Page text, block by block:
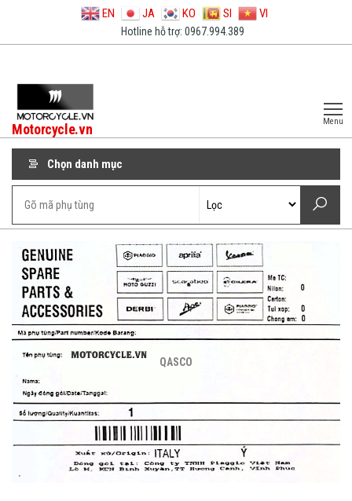
EN JA KO SI VI
Hotline hỗ trợ: 0967.994.389
Motorcycle.vn Menu
Chọn danh mục
QASCO